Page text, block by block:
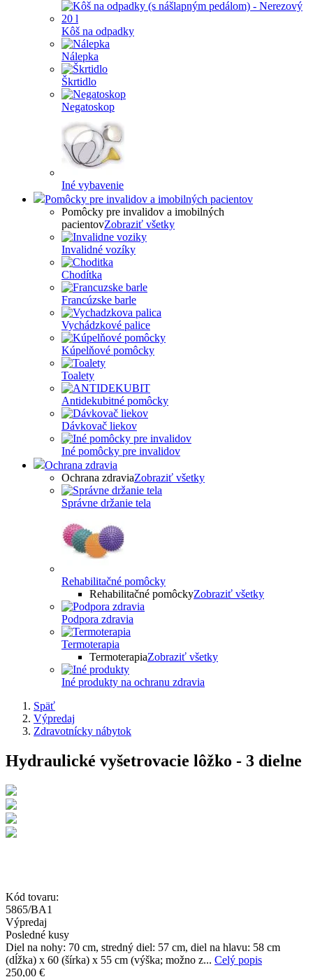
Kôš na odpadky
Nálepka
Škrtidlo
Negatoskop
Iné vybavenie
Pomôcky pre invalidov a imobilných pacientov
Pomôcky pre invalidov a imobilných
pacientovZobraziť všetky
Invalidné vozíky
Chodítka
Francúzske barle
Vychádzkové palice
Kúpelňové pomôcky
Toalety
Antidekubitné pomôcky
Dávkovač liekov
Iné pomôcky pre invalidov
Ochrana zdravia
Ochrana zdraviaZobraziť všetky
Správne držanie tela
Rehabilitačné pomôcky
Rehabilitačné pomôckyZobraziť všetky
Podpora zdravia
Termoterapia
TermoterapiaZobraziť všetky
Iné produkty na ochranu zdravia
Späť
Výpredaj
Zdravotnícky nábytok
Hydraulické vyšetrovacie lôžko - 3 dielne
Kód tovaru:
5865/BA1
Výpredaj
Posledné kusy
Diel na nohy: 70 cm, stredný diel: 57 cm, diel na hlavu: 58 cm
(dĺžka) x 60 (šírka) x 55 cm (výška; možno z... Celý popis
250,00 €